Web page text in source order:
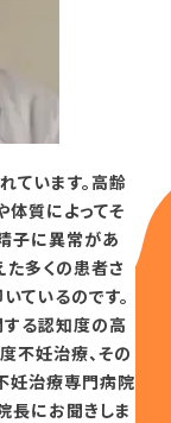
ています。高齢
体質によってそ
子に異常があ
多くの患者さ
ているのです。
する認知度の高
不妊治療、その
妊治療専門病院
長にお聞きしま